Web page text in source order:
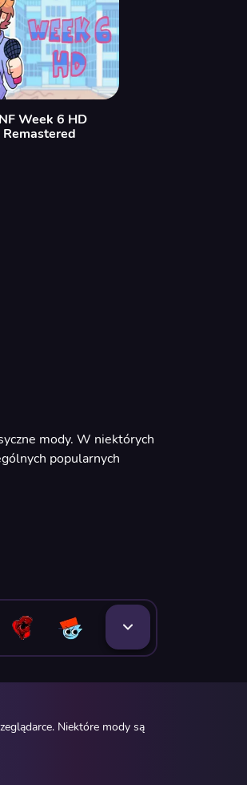
Week 6 HD
Remastered
mody. W niektórych
popularnych
Niektóre mody są